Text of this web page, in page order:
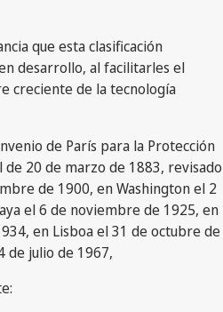
que esta clasificación
desarrollo, al facilitarles el
creciente de la tecnología
de París para la Protección
20 de marzo de 1883, revisado
de 1900, en Washington el 2
el 6 de noviembre de 1925, en
en Lisboa el 31 de octubre de
de julio de 1967,